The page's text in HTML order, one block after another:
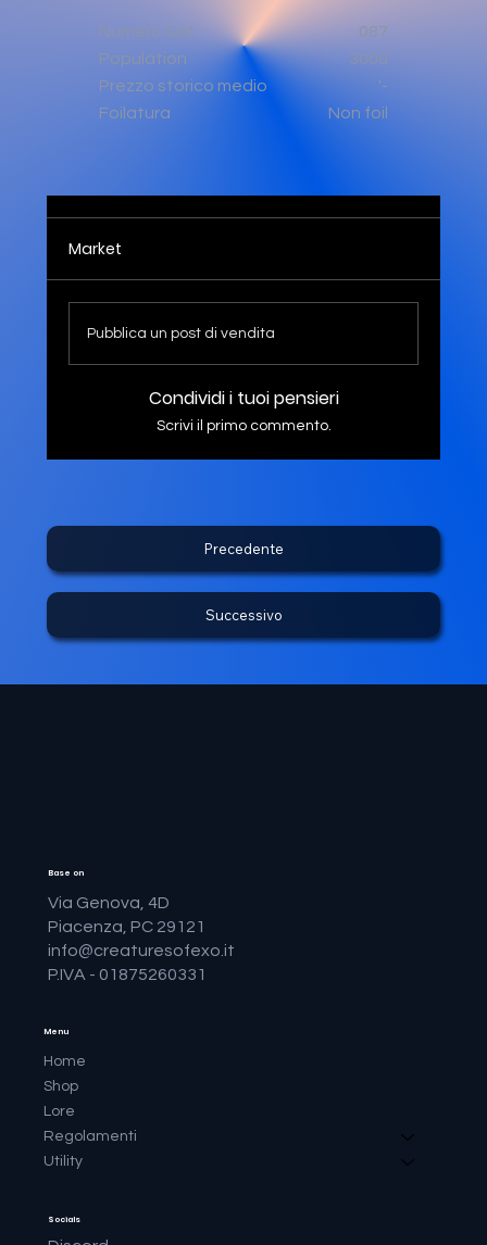
Numero Set
Population
Prezzo storico medio
Foilatura
087
3000
'-
Non foil
Precedente
Successivo
Market
Pubblica un post di vendita
Condividi i tuoi pensieri
Scrivi il primo commento.
Via Genova, 4D
Piacenza, PC 29121
info@creaturesofexo.it
P.IVA - 01875260331
Base on
Menu
Home
Shop
Lore
Regolamenti
Utility
Socials